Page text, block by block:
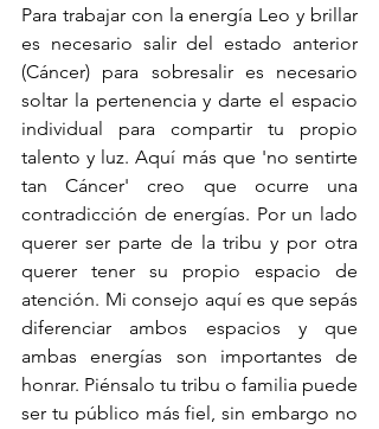
Para trabajar con la energía Leo y brillar
es necesario salir del estado anterior
(Cáncer) para sobresalir es necesario
soltar la pertenencia y darte el espacio
individual para compartir tu propio
talento y luz. Aquí más que 'no sentirte
tan Cáncer' creo que ocurre una
contradicción de energías. Por un lado
querer ser parte de la tribu y por otra
querer tener su propio espacio de
atención. Mi consejo aquí es que sepás
diferenciar ambos espacios y que
ambas energías son importantes de
honrar. Piénsalo tu tribu o familia puede
ser tu público más fiel, sin embargo no